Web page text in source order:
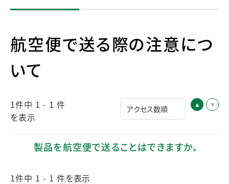
航空便で送る際の注意につ
いて
1件中 1 - 1 件
を表示
製品を航空便で送ることはできますか。
1件中 1 - 1 件を表示